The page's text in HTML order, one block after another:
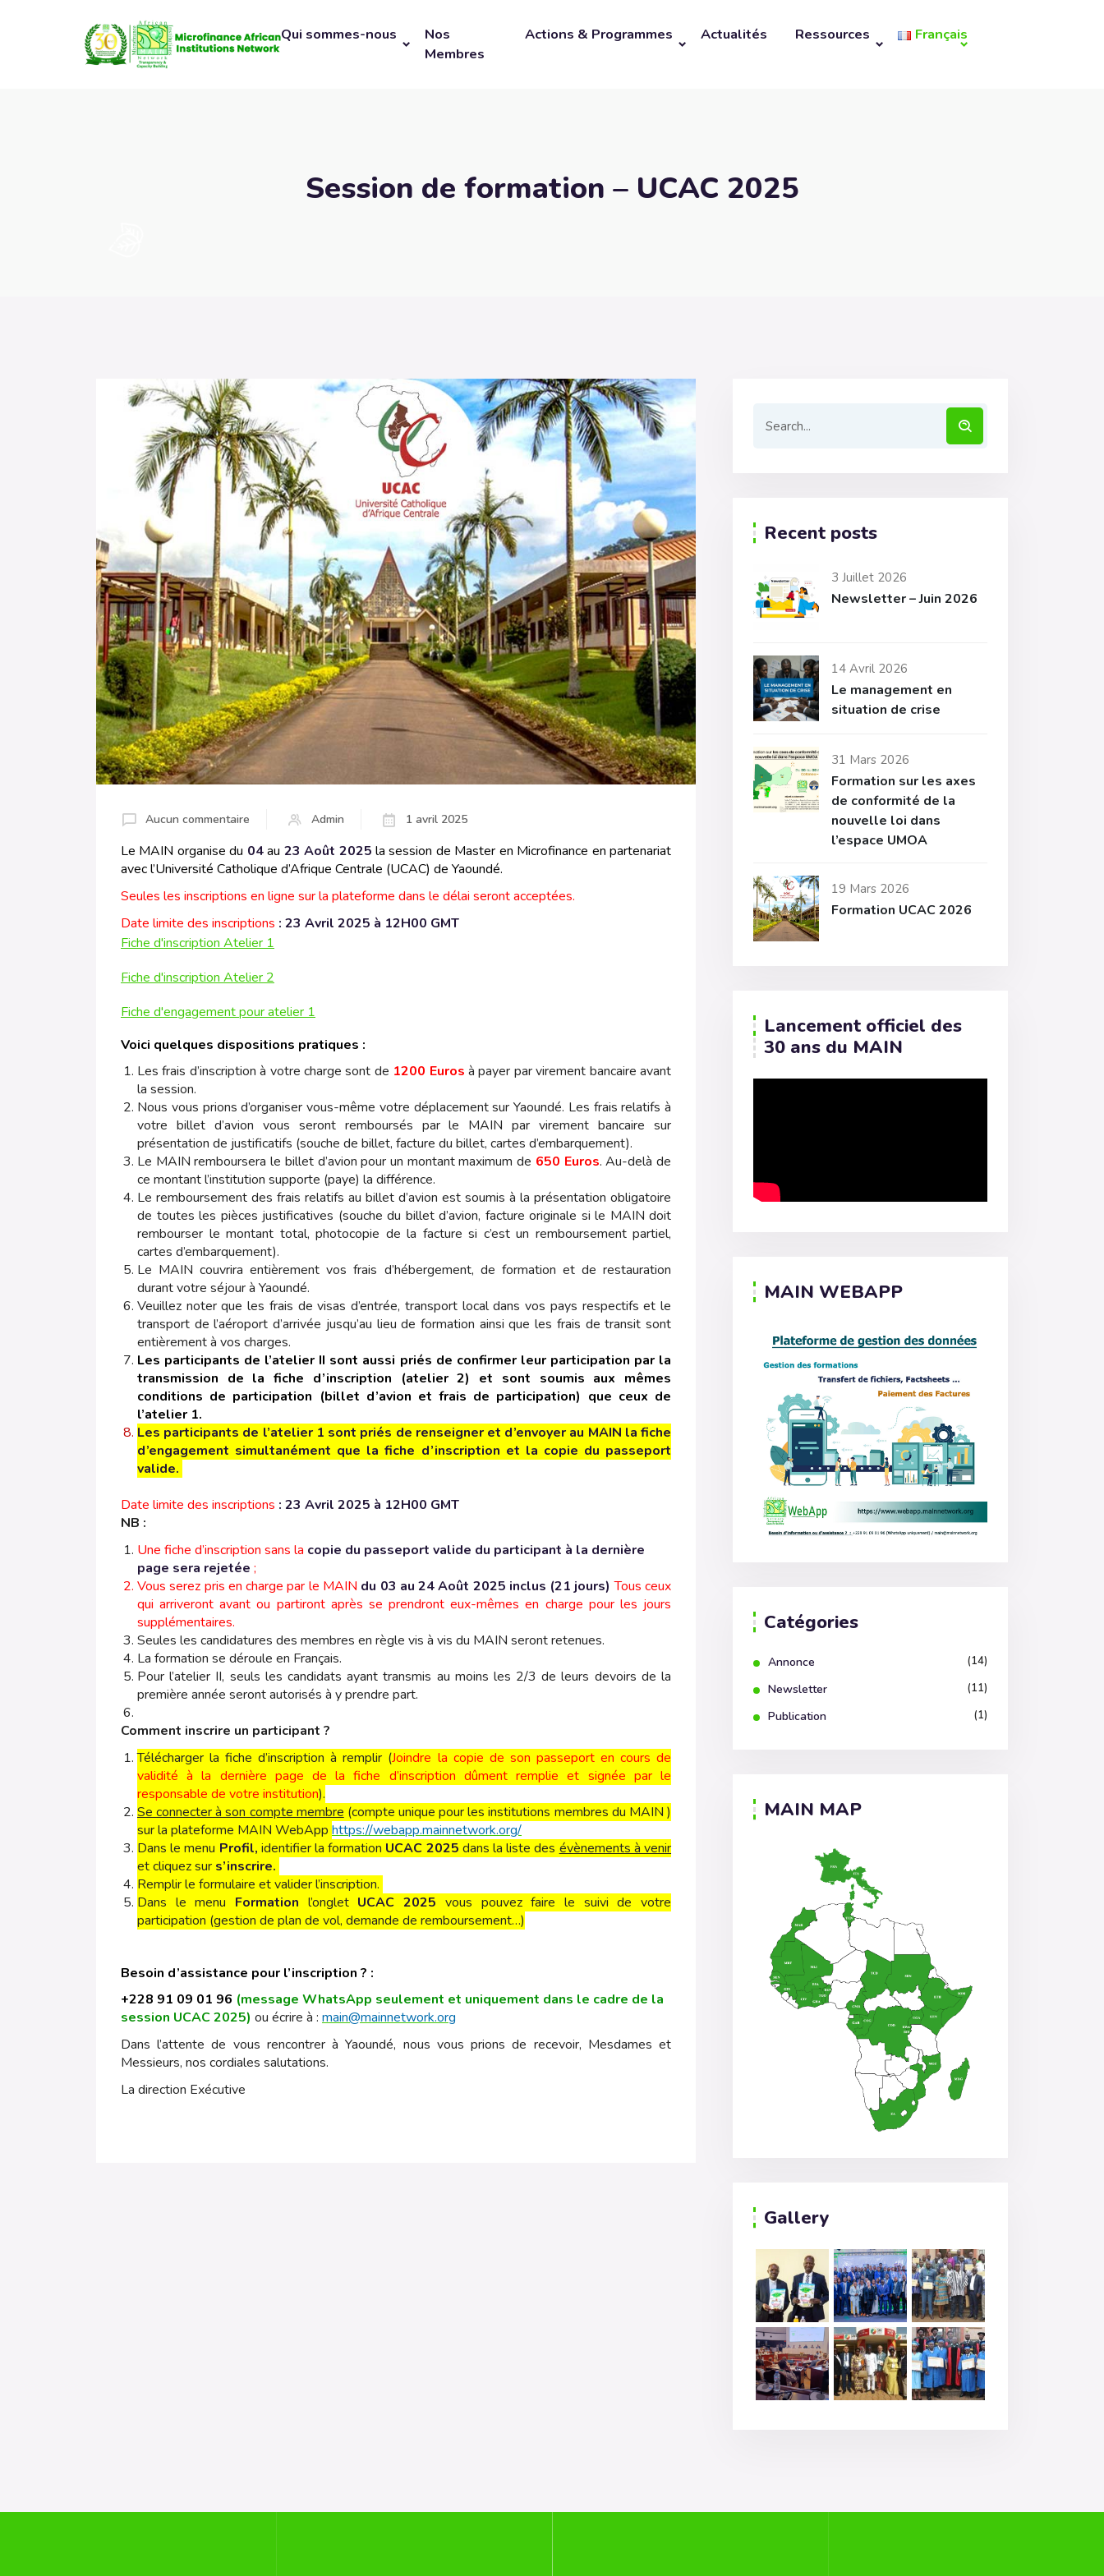
Qui sommes-nous
Nos
Membres
Actions & Programmes Actualités Ressources Français
Session de formation – UCAC 2025
Aucun commentaire Admin 1 avril 2025
Le MAIN organise du 04au 23 Août 2025 la session de Master en Microfinance en partenariat
avec l’Université Catholique d’Afrique Centrale (UCAC) de Yaoundé.
Seules les inscriptions en ligne sur la plateforme dans le délai seront acceptées.
Date limite des inscriptions : 23 Avril 2025 à 12H00 GMT
Fiche d'inscription Atelier 1
Fiche d'inscription Atelier 2
Fiche d'engagement pour atelier 1
Voici quelques dispositions pratiques :
Les frais d’inscription à votre charge sont de 1200 Euros à payer par virement bancaire avant
la session.
Nous vous prions d’organiser vous-même votre déplacement sur Yaoundé. Les frais relatifs à
votre billet d’avion vous seront remboursés par le MAIN par virement bancaire sur
présentation de justificatifs (souche de billet, facture du billet, cartes d’embarquement).
Le MAIN remboursera le billet d’avion pour un montant maximum de 650 Euros. Au-delà de
ce montant l’institution supporte (paye) la différence.
Le remboursement des frais relatifs au billet d’avion est soumis à la présentation obligatoire
de toutes les pièces justificatives (souche du billet d’avion, facture originale si le MAIN doit
rembourser le montant total, photocopie de la facture si c’est un remboursement partiel,
cartes d’embarquement).
Le MAIN couvrira entièrement vos frais d’hébergement, de formation et de restauration
durant votre séjour à Yaoundé.
Veuillez noter que les frais de visas d’entrée, transport local dans vos pays respectifs et le
transport de l’aéroport d’arrivée jusqu’au lieu de formation ainsi que les frais de transit sont
entièrement à vos charges.
Les participants de l’atelier II sont aussi priés de confirmer leur participation par la
transmission de la fiche d’inscription (atelier 2) et sont soumis aux mêmes
conditions de participation (billet d’avion et frais de participation) que ceux de
l’atelier 1.
Les participants de l’atelier 1 sont priés de renseigner et d’envoyer au MAIN la fiche
d’engagement simultanément que la fiche d’inscription et la copie du passeport
valide.
Date limite des inscriptions : 23 Avril 2025 à 12H00 GMT
NB :
Une fiche d’inscription sans la copie du passeport valide du participant à la dernière
page sera rejetée ;
Vous serez pris en charge par le MAIN du 03 au 24 Août 2025 inclus (21 jours) Tous ceux
qui arriveront avant ou partiront après se prendront eux-mêmes en charge pour les jours
supplémentaires.
Seules les candidatures des membres en règle vis à vis du MAIN seront retenues.
La formation se déroule en Français.
Pour l’atelier II, seuls les candidats ayant transmis au moins les 2/3 de leurs devoirs de la
première année seront autorisés à y prendre part.
Comment inscrire un participant ?
Télécharger la fiche d’inscription à remplir (Joindre la copie de son passeport en cours de
validité à la dernière page de la fiche d’inscription dûment remplie et signée par le
responsable de votre institution).
Se connecter à son compte membre (compte unique pour les institutions membres du MAIN )
sur la plateforme MAIN WebApp https://webapp.mainnetwork.org/
Dans le menu Profil, identifier la formation UCAC 2025 dans la liste des évènements à venir
etcliquez sur s’inscrire.
Remplir le formulaire et valider l’inscription.
Dans le menu Formation l’onglet UCAC 2025 vous pouvez faire le suivi de votre
participation (gestion de plan de vol, demande de remboursement…)
Besoin d’assistance pour l’inscription ? :
+228 91 09 01 96 (message WhatsApp seulement et uniquement dans le cadre de la
session UCAC 2025) ou écrire à : main@mainnetwork.org
Dans l’attente de vous rencontrer à Yaoundé, nous vous prions de recevoir, Mesdames et
Messieurs, nos cordiales salutations.
La direction Exécutive
Recent posts
3 Juillet 2026
Newsletter – Juin 2026
14 Avril 2026
Le management en
situation de crise
31 Mars 2026
Formation sur les axes
de conformité de la
nouvelle loi dans
l’espace UMOA
19 Mars 2026
Formation UCAC 2026
Lancement officiel des
30 ans du MAIN
MAIN WEBAPP
Catégories
Annonce (14)
Newsletter (11)
Publication (1)
MAIN MAP
Gallery